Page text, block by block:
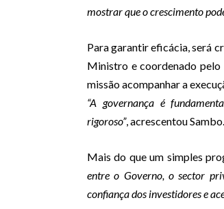
mostrar que o crescimento
Para garantir eficácia, será
Ministro e coordenado pelo
missão acompanhar a
“A governança é
rigoroso”, acrescentou Sambo.
Mais do que um simples
entre o Governo, o sector
confiança dos investidores e